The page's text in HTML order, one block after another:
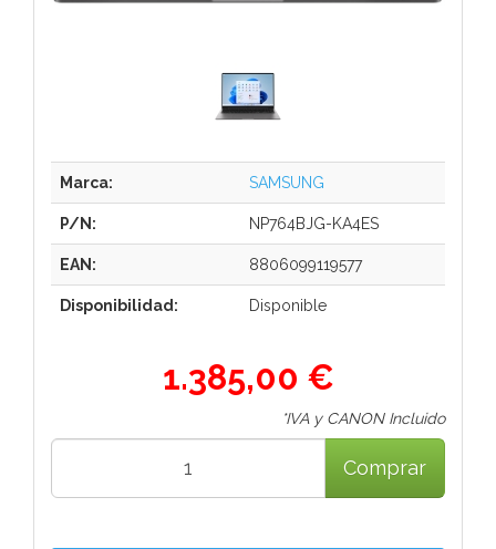
Marca: SAMSUNG
P/N: NP764BJG-KA4ES
EAN: 8806099119577
Disponibilidad: Disponible
1.385,00 €
*IVA y CANON Incluido
Comprar